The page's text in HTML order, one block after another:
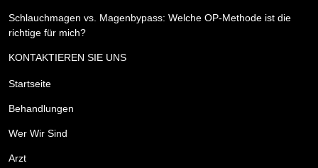
Schlauchmagen vs. Magenbypass: Welche OP-Methode ist die
richtige für mich?
KONTAKTIEREN SIE UNS
Startseite
Behandlungen
Wer Wir Sind
Arzt